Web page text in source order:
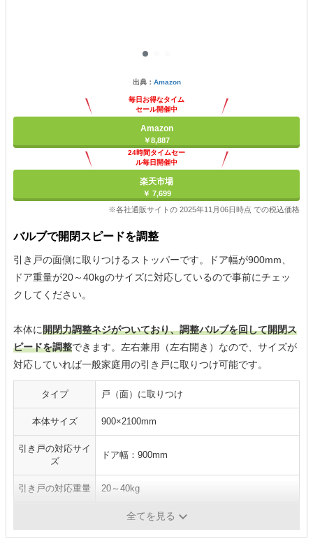
出典： Amazon
毎日お得なタイム
セール開催中
Amazon
￥8,887
24時間タイムセー
ル毎日開催中
楽天市場
￥ 7,699
※各社通販サイトの 2025年11月06日時点 での税込価格
バルブで開閉スピードを調整
引き戸の面側に取りつけるストッパーです。ドア幅が900mm、
ドア重量が20～40kgのサイズに対応しているので事前にチェッ
クしてください。
本体に開閉力調整ネジがついており、調整バルブを回して開閉ス
ピードを調整できます。左右兼用（左右開き）なので、サイズが
対応していれば一般家庭用の引き戸に取りつけ可能です。
タイプ 戸（面）に取りつけ
本体サイズ 900×2100mm
引き戸の対応サイ
ズ
ドア幅：900mm
引き戸の対応重量 20～40kg
全てを見る